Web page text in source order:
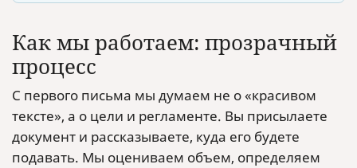
Как мы работаем: прозрачный
процесс
С первого письма мы думаем не о «красивом
тексте», а о цели и регламенте. Вы присылаете
документ и рассказываете, куда его будете
подавать. Мы оцениваем объем, определяем